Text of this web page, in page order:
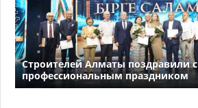
Строителей Алматы поздравили с
профессиональным праздником